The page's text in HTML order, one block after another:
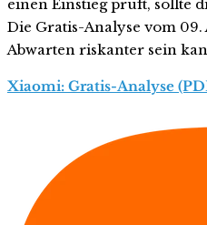
einen Einstieg prüft, sollte
Die Gratis-Analyse vom
Abwarten riskanter sein
Xiaomi: Gratis-Analyse